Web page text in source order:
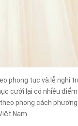
phong tục và lễ nghi
cưới lại có nhiều
phong cách
Nam.